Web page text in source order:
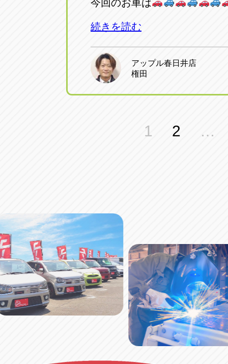
今回のお車は
続きを読む
アップル春日井店
権田
投
ー
ジ
送
り
1 2 …